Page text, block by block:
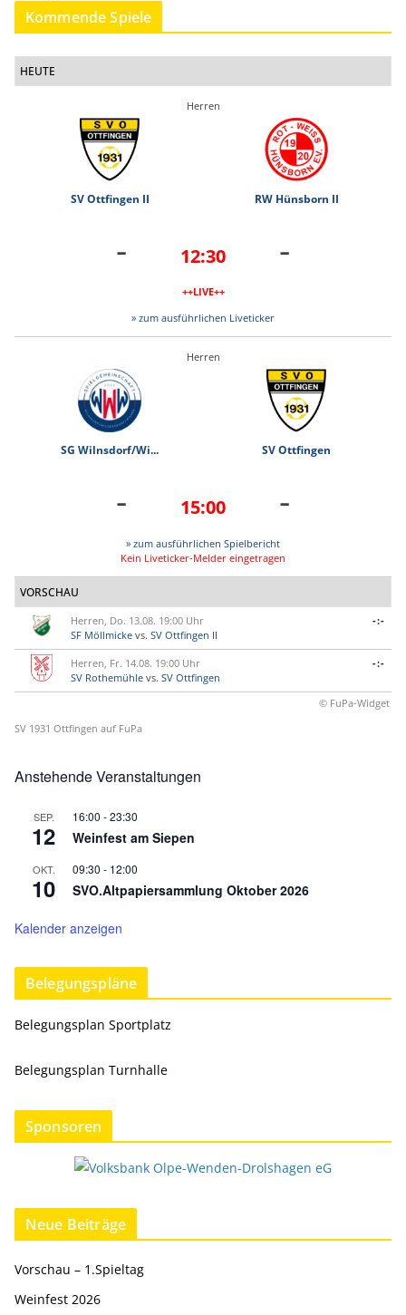
Kommende Spiele
HEUTE
Herren
SV Ottfingen II RW Hünsborn II
- 12:30
++LIVE++
-
» zum ausführlichen Liveticker
Herren
SG Wilnsdorf/Wi... SV Ottfingen
- 15:00 -
» zum ausführlichen Spielbericht
Kein Liveticker-Melder eingetragen
VORSCHAU
Herren, Do. 13.08. 19:00 Uhr
SF Möllmicke vs. SV Ottfingen II
-:-
Herren, Fr. 14.08. 19:00 Uhr
SV Rothemühle vs. SV Ottfingen
-:-
© FuPa-Widget
SV 1931 Ottfingen auf FuPa
Anstehende Veranstaltungen
SEP.
12
16:00 -23:30
Weinfest am Siepen
OKT.
10
09:30 - 12:00
SVO.Altpapiersammlung Oktober 2026
Kalender anzeigen
Belegungspläne
Belegungsplan Sportplatz
Belegungsplan Turnhalle
Sponsoren
Neue Beiträge
Vorschau – 1.Spieltag
Weinfest 2026